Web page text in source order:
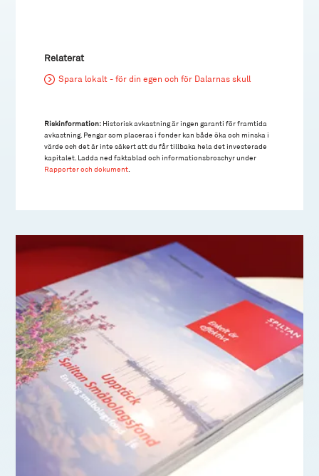
Relaterat
Spara lokalt - för din egen och för Dalarnas skull
Riskinformation: Historisk avkastning är ingen garanti för framtida
avkastning. Pengar som placeras i fonder kan både öka och minska i
värde och det är inte säkert att du får tillbaka hela det investerade
kapitalet. Ladda ned faktablad och informationsbroschyr under
Rapporter och dokument